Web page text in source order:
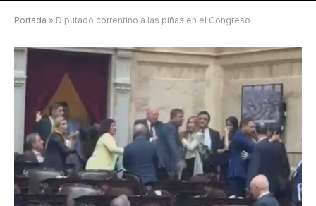
Portada » Diputado correntino a las piñas en el Congreso